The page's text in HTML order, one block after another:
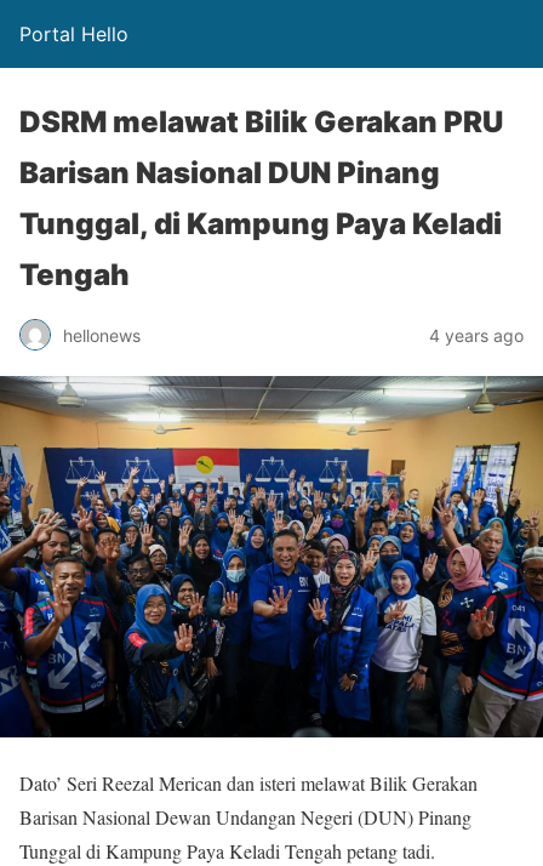
Portal Hello
DSRM melawat Bilik Gerakan PRU
Barisan Nasional DUN Pinang
Tunggal, di Kampung Paya Keladi
Tengah
hellonews 4 years ago
Dato’ Seri Reezal Merican dan isteri melawat Bilik Gerakan
Barisan Nasional Dewan Undangan Negeri (DUN) Pinang
Tunggal di Kampung Paya Keladi Tengah petang tadi.